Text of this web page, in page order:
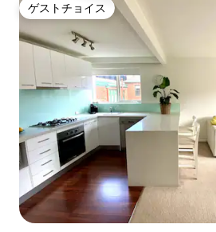
ゲストチョイス
ゲストチョイス